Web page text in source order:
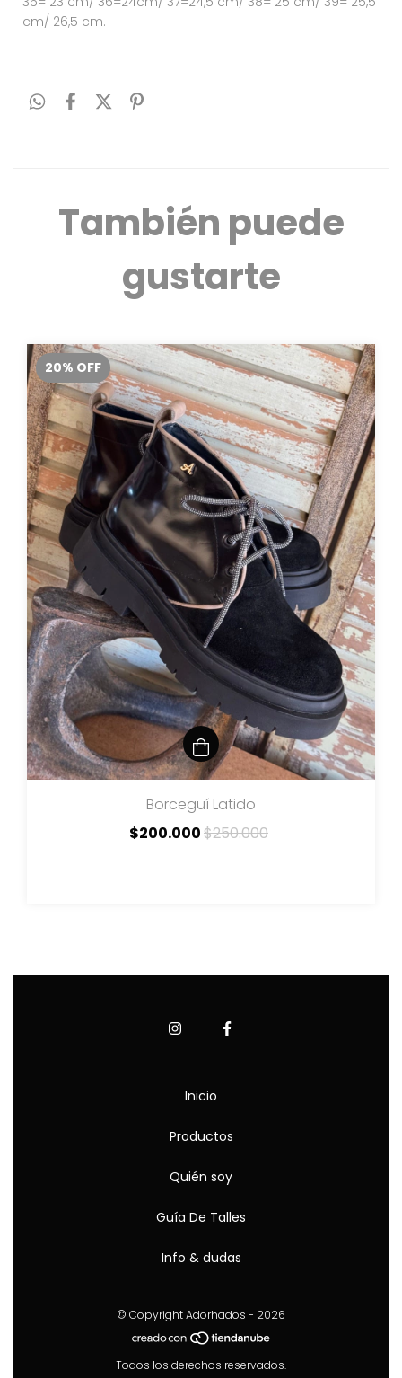
cm/ 26,5 cm.
También puede
gustarte
20% OFF
Borceguí Latido
$200.000$250.000
Inicio
Productos
Quién soy
Guía De Talles
Info & dudas
© Copyright Adorhados - 2026
Todos los derechos reservados.